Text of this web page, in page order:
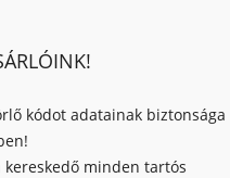
kódot adatainak biztonsága
minden tartós